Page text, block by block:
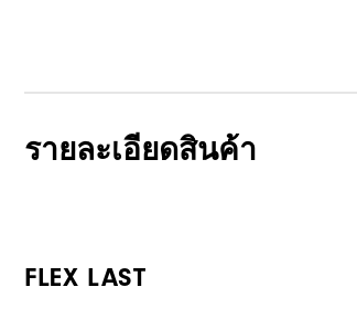
รายละเอียดสินค้า
FLEX LAST